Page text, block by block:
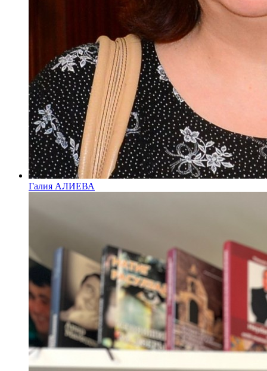
Галия АЛИЕВА